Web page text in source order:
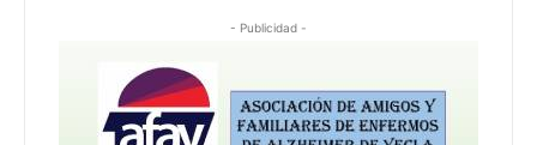
- Publicidad -